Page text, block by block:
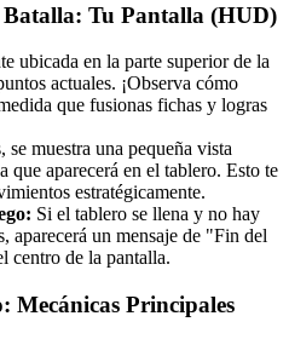
Tu Pantalla (HUD)
ubicada en la parte superior de la
actuales. ¡Observa cómo
que fusionas fichas y logras
se muestra una pequeña vista
que aparecerá en el tablero. Esto te
estratégicamente.
Si el tablero se llena y no hay
aparecerá un mensaje de "Fin del
centro de la pantalla.
Mecánicas Principales